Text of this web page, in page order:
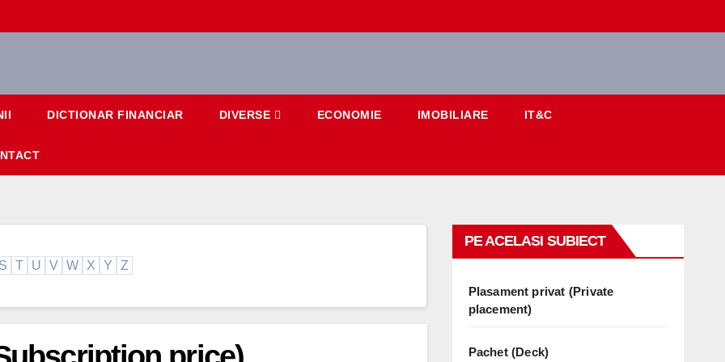
DICTIONAR FINANCIAR DIVERSE ECONOMIE IMOBILIARE IT&C
S T U V W X Y Z
PE ACELASI SUBIECT
Plasament privat (Private
placement)
Pachet (Deck)